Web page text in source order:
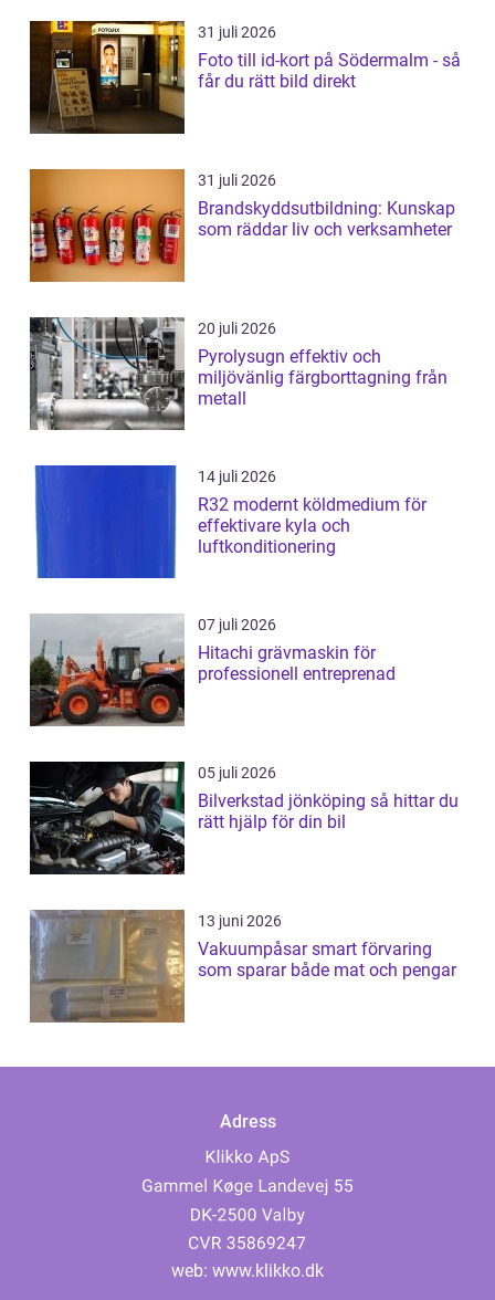
31 juli 2026
Foto till id-kort på Södermalm - så
får du rätt bild direkt
31 juli 2026
Brandskyddsutbildning: Kunskap
som räddar liv och verksamheter
20 juli 2026
Pyrolysugn effektiv och
miljövänlig färgborttagning från
metall
14 juli 2026
R32 modernt köldmedium för
effektivare kyla och
luftkonditionering
07 juli 2026
Hitachi grävmaskin för
professionell entreprenad
05 juli 2026
Bilverkstad jönköping så hittar du
rätt hjälp för din bil
13 juni 2026
Vakuumpåsar smart förvaring
som sparar både mat och pengar
Adress
web: www.klikko.dk